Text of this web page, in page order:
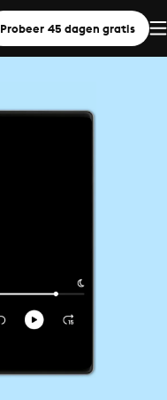
Probeer 45 dagen gratis